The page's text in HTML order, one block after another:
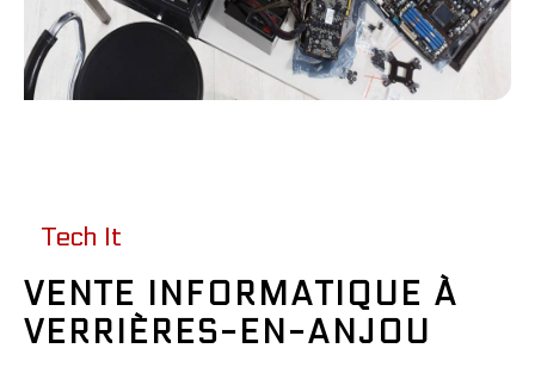
Tech It
VENTE INFORMATIQUE À
VERRIÈRES-EN-ANJOU